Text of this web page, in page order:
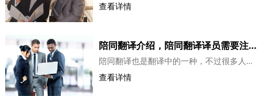
查看详情
陪同翻译介绍，陪同翻译译员需要注意哪些事项
陪同翻译也是翻译中的一种，不过很多人不是很清楚，那么陪同翻译中有哪些事项要了解呢? 一、不管是新手还是老手的口译员，在进行陪同口译的项目之前，一定要认真准备，熟悉需要翻译的文件内容，思考可能涉及的相关领域知识。因为准备不充分、翻译不流畅是口译员最大的...
查看详情